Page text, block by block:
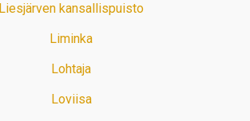
Liesjärven kansallispuisto
Liminka
Lohtaja
Loviisa